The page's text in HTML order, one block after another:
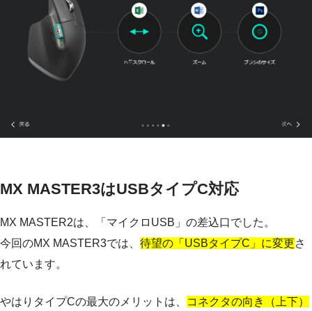
MX MASTER3はUSBタイプC対応
MX MASTER2は、「マイクロUSB」の差込口でした。
今回のMX MASTER3では、 待望の「USBタイプC」に変更さ
れています。
やはりタイプCの最大のメリットは、 コネクタの向き（上下）